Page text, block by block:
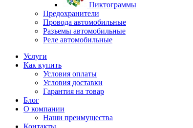
Пиктограммы
Предохранители
Провода автомобильные
Разъемы автомобильные
Реле автомобильные
Услуги
Как купить
Условия оплаты
Условия доставки
Гарантия на товар
Блог
О компании
Наши преимущества
Контакты